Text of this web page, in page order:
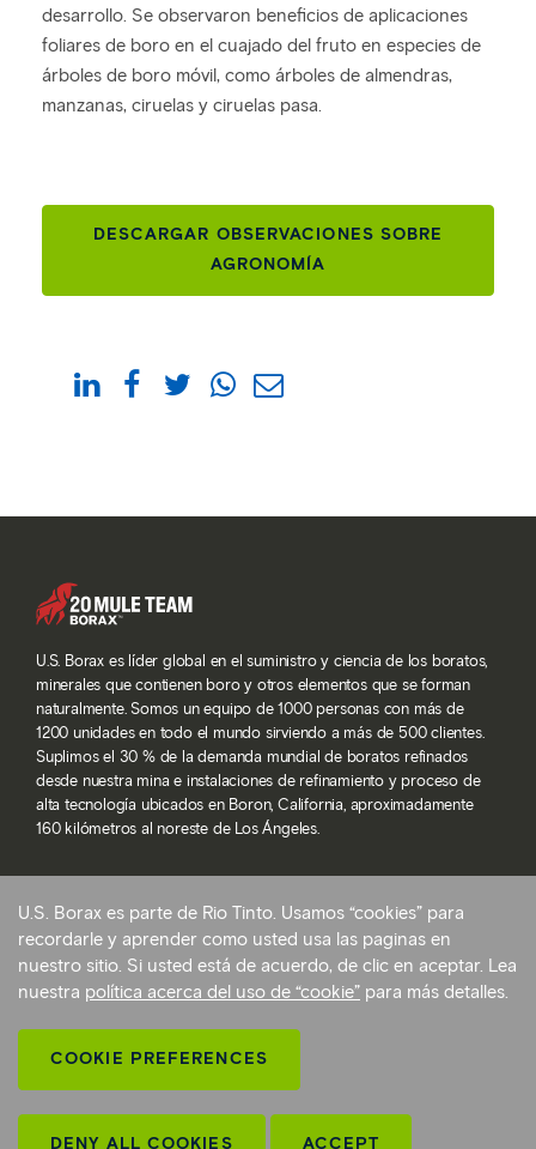
desarrollo. Se observaron beneficios de aplicaciones
foliares de boro en el cuajado del fruto en especies de
árboles de boro móvil, como árboles de almendras,
manzanas, ciruelas y ciruelas pasa.
DESCARGAR OBSERVACIONES SOBRE
AGRONOMÍA
U.S. Borax es líder global en el suministro y ciencia de los boratos,
minerales que contienen boro y otros elementos que se forman
naturalmente. Somos un equipo de 1000 personas con más de
1200 unidades en todo el mundo sirviendo a más de 500 clientes.
Suplimos el 30 % de la demanda mundial de boratos refinados
desde nuestra mina e instalaciones de refinamiento y proceso de
alta tecnología ubicados en Boron, California, aproximadamente
160 kilómetros al noreste de Los Ángeles.
© 2026 Rio Tinto. Todos los derechos reservados.
Términos de servicio
Politica de privacidad y configuraciones de cookies
Volver arriba
U.S. Borax es parte de Rio Tinto. Usamos “cookies” para
recordarle y aprender como usted usa las paginas en
nuestro sitio. Si usted está de acuerdo, de clic en aceptar. Lea
nuestra política acerca del uso de “cookie” para más detalles.
COOKIE PREFERENCES